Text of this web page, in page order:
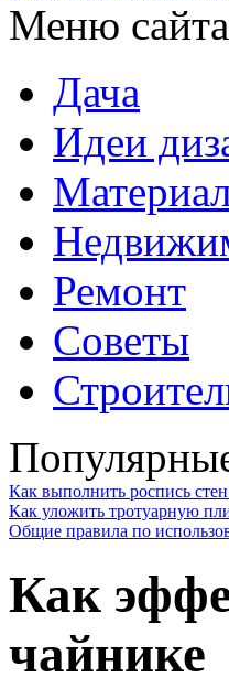
Меню сайта
Дача
Идеи
Ремонт
Советы
Как выполнить роспись
Как уложить тротуарную
Общие правила по
Как
чайнике